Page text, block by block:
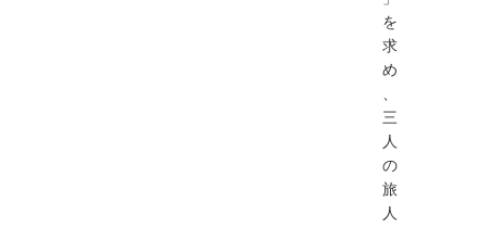
を
求
め
三
人
の
旅
人